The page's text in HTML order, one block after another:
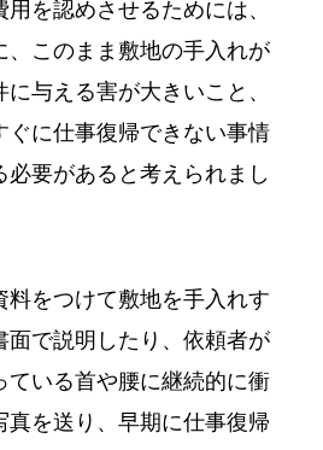
を認めさせるためには、
、このまま敷地の手入れが
与える害が大きいこと、
ぐに仕事復帰できない事情
必要があると考えられまし
料をつけて敷地を手入れす
面で説明したり、依頼者が
ている首や腰に継続的に衝
真を送り、早期に仕事復帰